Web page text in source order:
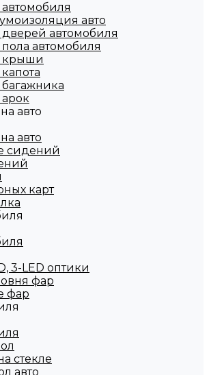
авто
автомобиля
автомобиля
крыши
авто
авто
сидений
карт
3-LED оптики
фар
фар
стекле
авто